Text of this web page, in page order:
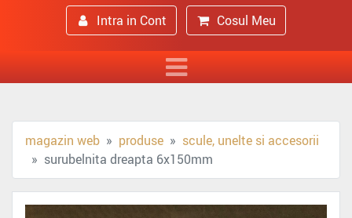
Intra in Cont Cosul Meu
magazin web produse
scule, unelte si accesorii
surubelnita dreapta 6x150mm